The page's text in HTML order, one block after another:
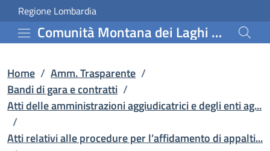
Vai al contenuto principale
Affidamento servizio di
Regione Lombardia
Comunità Montana dei Laghi Bergamaschi
Home / Amm. Trasparente /
Bandi di gara e contratti /
Atti delle amministrazioni aggiudicatrici e degli enti ag...
/
Atti relativi alle procedure per l’affidamento di appalti...